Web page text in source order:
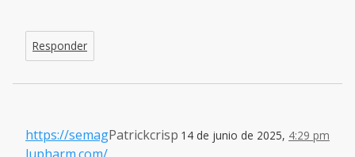
Responder
Patrickcrisp 14 de junio de 2025, 4:29 pm
https://semag